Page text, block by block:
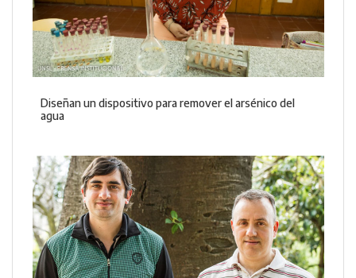
Diseñan un dispositivo para remover el arsénico del
agua